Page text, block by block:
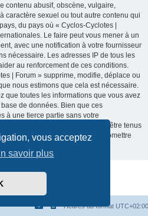
vous acceptez
savoir plus
contenu abusif, obscène, vulgaire,
caractère sexuel ou tout autre contenu qui
du pays où « Cyclos-Cyclotes |
Le faire peut vous mener à un
avec une notification à votre fournisseur
nécessaire. Les adresses IP de tous les
au renforcement de ces conditions.
| Forum » supprime, modifie, déplace ou
nous estimons que cela est nécessaire.
que toutes les informations que vous avez
de données. Bien que ces
à une tierce partie sans votre
| Forum », ni phpBB ne pourront être tenus
de piratage visant à compromettre
Heures au format UTC+02:00
Forum Software © phpBB Limited
par
|Conditions